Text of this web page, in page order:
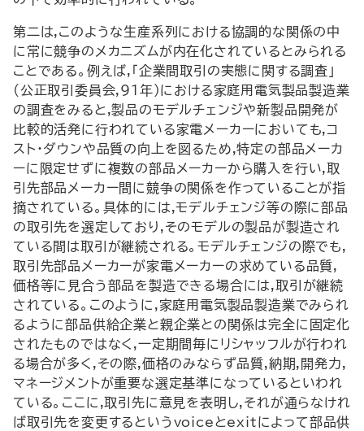
第二は,このような生産系列における協調的な関係の中
に常に競争のメカニズムが内在化されているとみられる
ことである。例えば,「企業間取引の実態に関する調査」
(公正取引委員会,91年)における家庭用電気製品製造業
の調査をみると,製品のモデルチェンジや新製品開発が
比較的活発に行われている家電メーカーにおいても,コ
スト・ダウンや品質の向上を図るため,特定の部品メーカ
ーに限定せずに複数の部品メーカーから購入を行い,取
引先部品メーカー間に競争の関係を作っていることが指
摘されている。具体的には,モデルチェンジ等の際に部品
の取引先を選定しており,そのモデルの製品が製造され
ている間は取引が継続される。モデルチェンジの際でも,
取引先部品メーカーが家電メーカーの求めている品質,
価格等に見合う部品を製造できる場合には,取引が継続
されている。このように,家庭用電気製品製造業でみられ
るように部品供給企業と親企業との関係は完全に固定化
されたものではなく,一定期間毎にリシャッフルが行われ
る場合が多く,その際,価格のみならず品質,納期,開発力,
マネージメントが重要な選定基準になっているといわれ
ている。ここに,取引先に意見を表明し,それが通らなけれ
ば取引先を変更するというvoiceとexitによって部品供